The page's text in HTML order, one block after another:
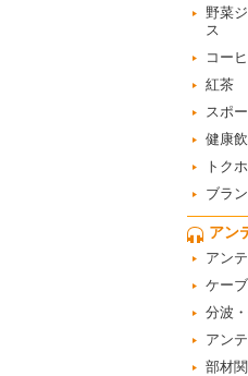
野菜
ス
コー
紅茶
スポ
健康
トク
ブラ
アン
アン
ケー
分波
アン
部材